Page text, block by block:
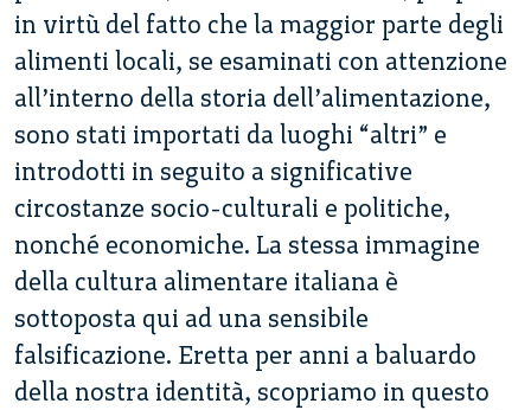
in virtù del fatto che la maggior parte degli
alimenti locali, se esaminati con attenzione
all’interno della storia dell’alimentazione,
sono stati importati da luoghi “altri” e
introdotti in seguito a significative
circostanze socio-culturali e politiche,
nonché economiche. La stessa immagine
della cultura alimentare italiana è
sottoposta qui ad una sensibile
falsificazione. Eretta per anni a baluardo
della nostra identità, scopriamo in questo